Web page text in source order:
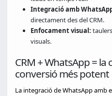
Integració amb
directament des del CRM.
Enfocament visual:
visuals.
CRM + WhatsApp =
conversió més potent
La integració de WhatsApp amb